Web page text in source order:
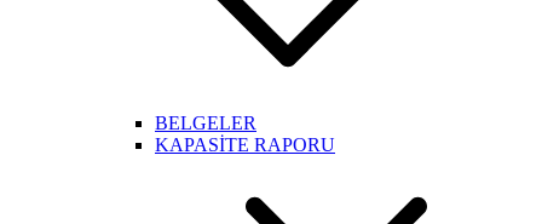
BELGELER
KAPASİTE RAPORU